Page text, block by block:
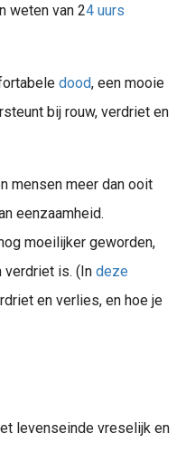
weten van 24 uurs
dood, een mooie
bij rouw, verdriet en
mensen meer dan ooit
eenzaamheid.
moeilijker geworden,
verdriet is. (In deze
en verlies, en hoe je
levenseinde vreselijk en